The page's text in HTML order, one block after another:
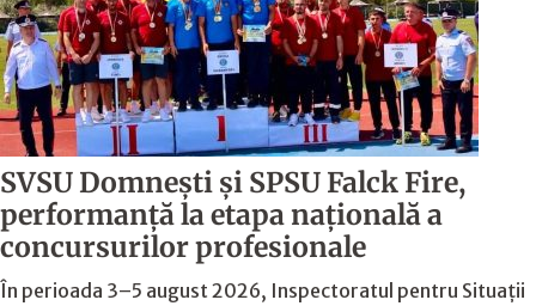
SVSU Domnești și SPSU Falck Fire,
performanță la etapa națională a
concursurilor profesionale
În perioada 3–5 august 2026, Inspectoratul pentru Situații